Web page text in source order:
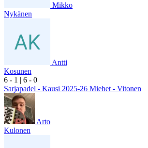
Mikko
Nykänen
Antti
Kosunen
6 - 1 | 6 - 0
Sarjapadel - Kausi 2025-26 Miehet - Vitonen
Arto
Kulonen